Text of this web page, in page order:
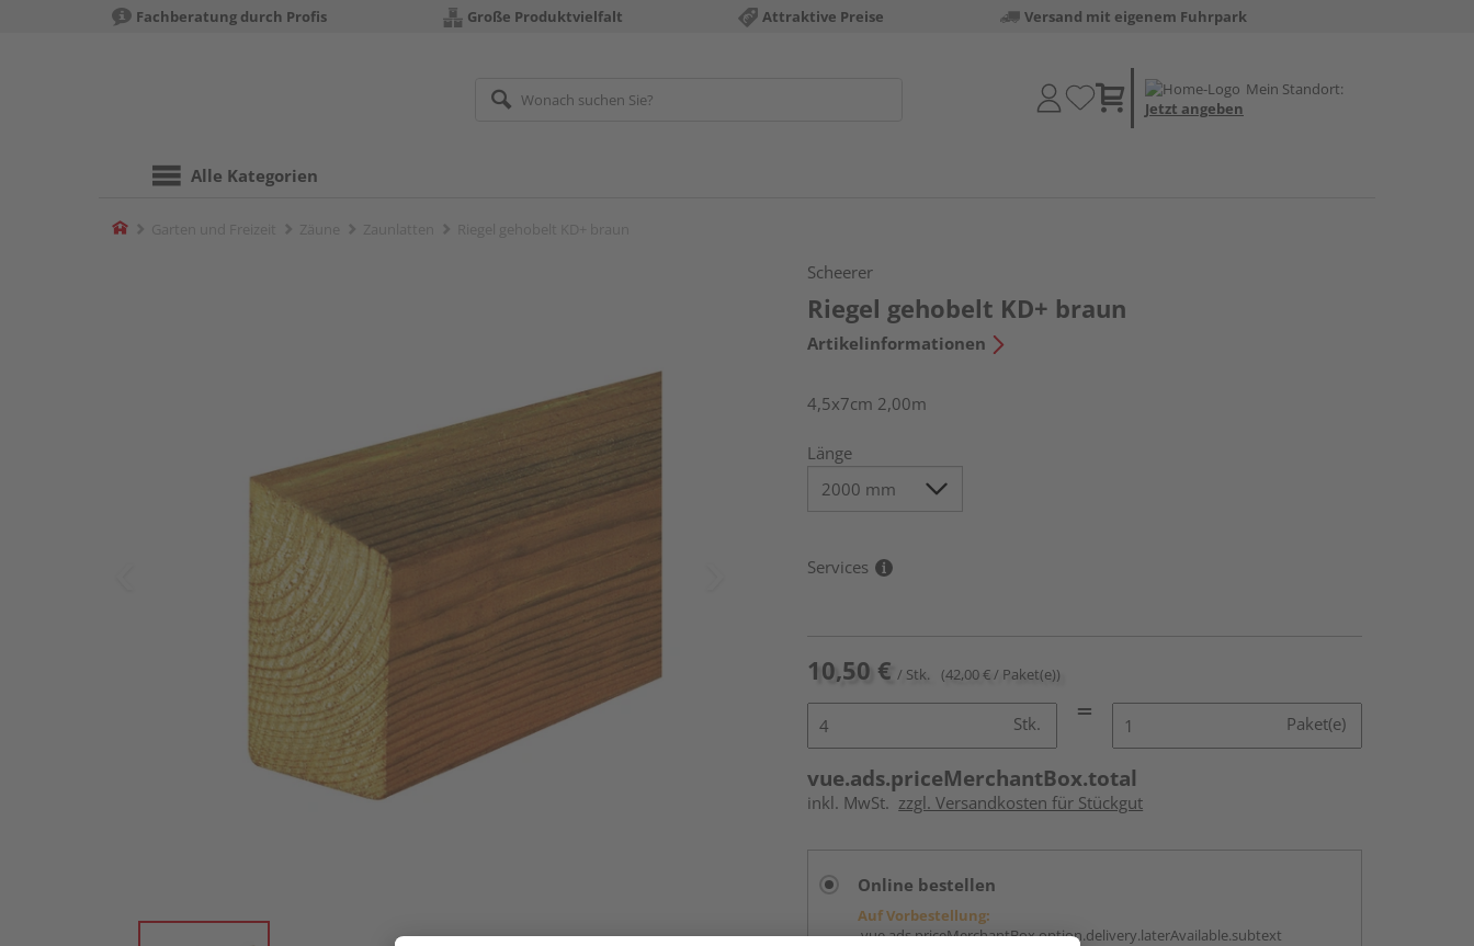
Fachberatung durch Profis Große Produktvielfalt Attraktive Preise Versand mit eigenem Fuhrpark
Mein Standort:
Jetzt angeben
Alle Kategorien
Home
Scheerer
Riegel gehobelt KD+ braun
Artikelinformationen
4,5x7cm 2,00m
Länge
Services
10,50 € / Stk. (42,00 € / Paket(e))
Stk. Paket(e)
vue.ads.priceMerchantBox.total
inkl. MwSt. zzgl. Versandkosten für Stückgut
Online bestellen
Auf Vorbestellung:
vue.ads.priceMerchantBox.option.delivery.laterAvailable.subtext